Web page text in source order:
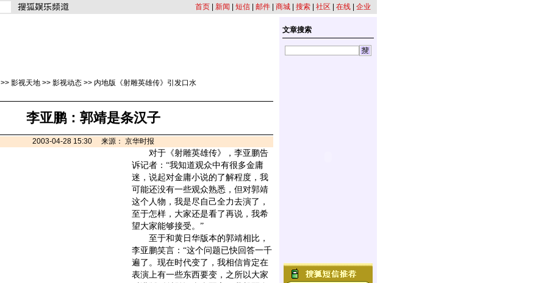
首页 新闻 短信 邮件 商城 搜索 社区 在线 企业
>> 影视天地 >> 影视动态 >> 内地版《射雕英雄传》引发口水
李亚鹏：郭靖是条汉子
2003-04-28 15:30 来源： 京华时报
对于《射雕英雄传》，李亚鹏告
诉记者：“我知道观众中有很多金庸
迷，说起对金庸小说的了解程度，我
可能还没有一些观众熟悉，但对郭靖
这个人物，我是尽自己全力去演了，
至于怎样，大家还是看了再说，我希
望大家能够接受。”
至于和黄日华版本的郭靖相比，
李亚鹏笑言：“这个问题已快回答一千
遍了。现在时代变了，我相信肯定在
表演上有一些东西要变，之所以大家
文章搜索